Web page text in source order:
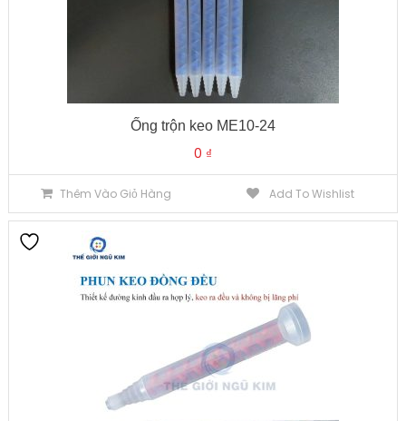
Ống trộn keo ME10-24
0 ₫
Thêm Vào Giỏ Hàng Add To Wishlist